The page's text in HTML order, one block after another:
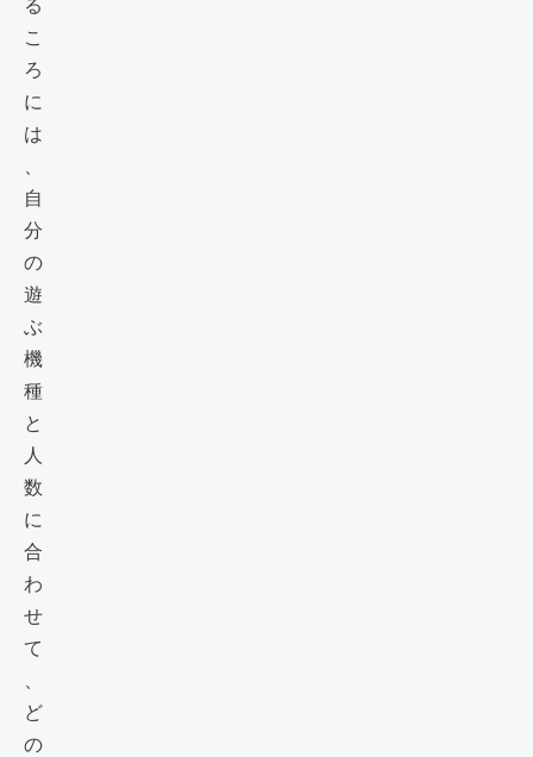
る
こ
ろ
に
は
、
自
分
の
遊
ぶ
機
種
と
人
数
に
合
わ
せ
て
、
ど
の